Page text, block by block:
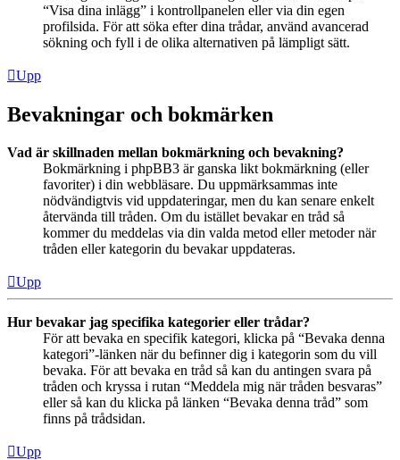
“Visa dina inlägg” i kontrollpanelen eller via din egen
profilsida. För att söka efter dina trådar, använd avancerad
sökning och fyll i de olika alternativen på lämpligt sätt.
Upp
Bevakningar och bokmärken
Vad är skillnaden mellan bokmärkning och bevakning?
Bokmärkning i phpBB3 är ganska likt bokmärkning (eller
favoriter) i din webbläsare. Du uppmärksammas inte
nödvändigtvis vid uppdateringar, men du kan senare enkelt
återvända till tråden. Om du istället bevakar en tråd så
kommer du meddelas via din valda metod eller metoder när
tråden eller kategorin du bevakar uppdateras.
Upp
Hur bevakar jag specifika kategorier eller trådar?
För att bevaka en specifik kategori, klicka på “Bevaka denna
kategori”-länken när du befinner dig i kategorin som du vill
bevaka. För att bevaka en tråd så kan du antingen svara på
tråden och kryssa i rutan “Meddela mig när tråden besvaras”
eller så kan du klicka på länken “Bevaka denna tråd” som
finns på trådsidan.
Upp